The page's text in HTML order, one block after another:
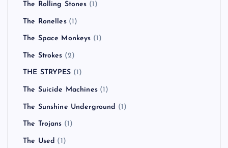
The Rolling Stones (1)
The Ronelles(1)
The Space Monkeys (1)
The Strokes (2)
THE STRYPES (1)
The Suicide Machines(1)
The Sunshine Underground (1)
The Trojans (1)
The Used (1)